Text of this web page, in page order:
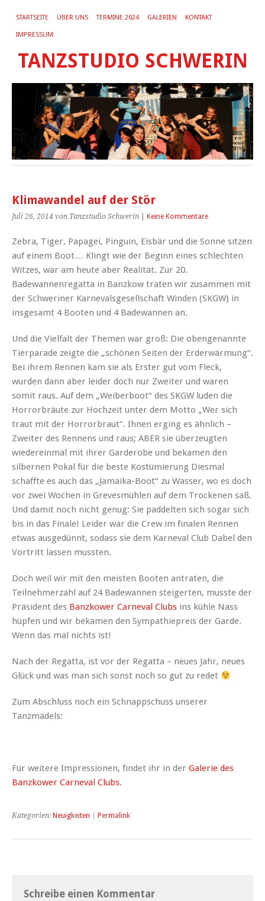
STARTSEITE ÜBER UNS TERMINE 2024 GALERIEN KONTAKT
IMPRESSUM
TANZSTUDIO SCHWERIN
Klimawandel auf der Stör
Juli 26, 2014 von Tanzstudio Schwerin Keine Kommentare
Zebra, Tiger, Papagei, Pinguin, Eisbär und die Sonne sitzen
auf einem Boot… Klingt wie der Beginn eines schlechten
Witzes, war am heute aber Realität. Zur 20.
Badewannenregatta in Banzkow traten wir zusammen mit
der Schweriner Karnevalsgesellschaft Winden (SKGW) in
insgesamt 4 Booten und 4 Badewannen an.
Und die Vielfalt der Themen war groß: Die obengenannte
Tierparade zeigte die „schönen Seiten der Erderwärmung“.
Bei ihrem Rennen kam sie als Erster gut vom Fleck,
wurden dann aber leider doch nur Zweiter und waren
somit raus. Auf dem „Weiberboot“ des SKGW luden die
Horrorbräute zur Hochzeit unter dem Motto „Wer sich
traut mit der Horrorbraut“. Ihnen erging es ähnlich –
Zweiter des Rennens und raus; ABER sie überzeugten
wiedereinmal mit ihrer Garderobe und bekamen den
silbernen Pokal für die beste Kostümierung Diesmal
schaffte es auch das „Jamaika-Boot“ zu Wasser, wo es doch
vor zwei Wochen in Grevesmühlen auf dem Trockenen saß.
Und damit noch nicht genug: Sie paddelten sich sogar sich
bis in das Finale! Leider war die Crew im finalen Rennen
etwas ausgedünnt, sodass sie dem Karneval Club Dabel den
Vortritt lassen mussten.
Doch weil wir mit den meisten Booten antraten, die
Teilnehmerzahl auf 24 Badewannen steigerten, musste der
Präsident des Banzkower Carneval Clubs ins kühle Nass
hüpfen und wir bekamen den Sympathiepreis der Garde.
Wenn das mal nichts ist!
Nach der Regatta, ist vor der Regatta – neues Jahr, neues
Glück und was man sich sonst noch so gut zu redet
Zum Abschluss noch ein Schnappschuss unserer
Tanzmädels:
Für weitere Impressionen, findet ihr in der Galerie des
Banzkower Carneval Clubs.
Kategorien: Neuigkeiten Permalink
Schreibe einen Kommentar